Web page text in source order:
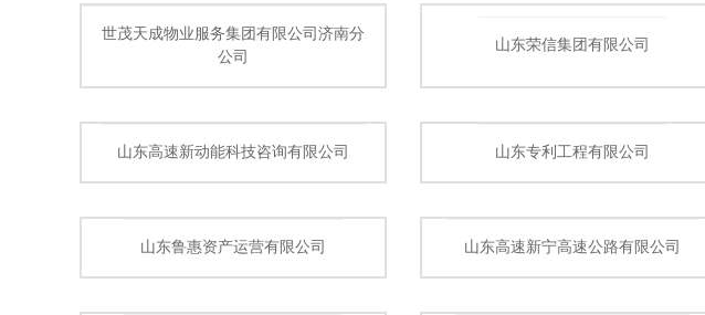
世茂天成物业服务集团有限公司济南分
公司
山东荣信集团有限公司
山东高速新动能科技咨询有限公司 山东专利工程有限公司
山东鲁惠资产运营有限公司 山东高速新宁高速公路有限公司